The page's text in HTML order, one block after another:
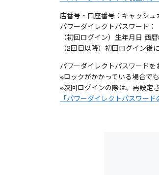
店番号・口座番号：キャッシ
パワーダイレクトパスワード：
（初回ログイン）生年月日 西
（2回目以降）初回ログイン
パワーダイレクトパスワード
※ロックがかかっている場合で
※次回ログインの際は、再設定
「パワーダイレクトパスワー